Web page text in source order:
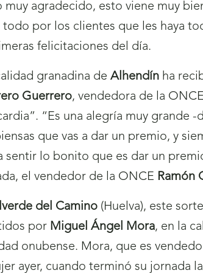
muy agradecido, esto viene muy
por los clientes que les haya
felicitaciones del día.
granadina de Alhendín ha
Guerrero, vendedora de la
“Es una alegría muy grande
que vas a dar un premio, y
sentir lo bonito que es dar un
el vendedor de la ONCE Ramón
del Camino (Huelva), este
por Miguel Ángel Mora, en la
onubense. Mora, que es
ayer, cuando terminó su jornada